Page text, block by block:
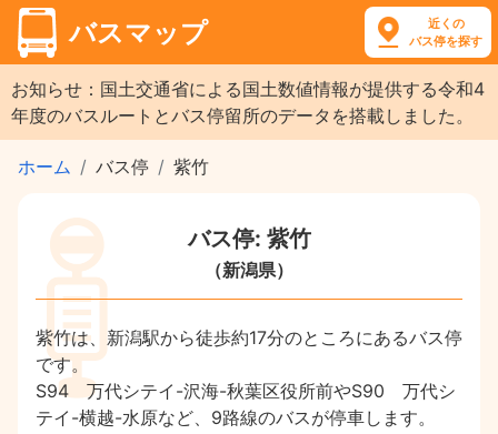
バスマップ
近くの
バス停を探す
お知らせ：国土交通省による国土数値情報が提供する令和4
年度のバスルートとバス停留所のデータを搭載しました。
ホーム バス停 紫竹
バス停: 紫竹
（新潟県）
紫竹は、新潟駅から徒歩約17分のところにあるバス停
です。
S94 万代シテイ-沢海-秋葉区役所前やS90 万代シ
テイ-横越-水原など、9路線のバスが停車します。